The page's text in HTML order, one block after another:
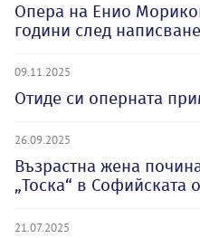
Опера на Енио
години след
09.11.2025
Отиде си оперната
26.09.2025
Възрастна жена
„Тоска“ в Софийската
21.07.2025